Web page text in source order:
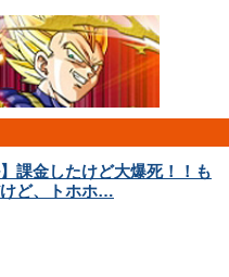
課金したけど大爆死！！も
ど、トホホ…